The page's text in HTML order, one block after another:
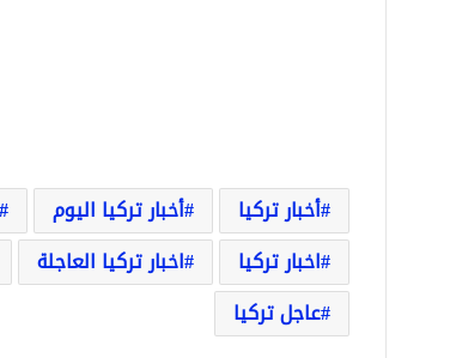
أخبار تركيا أخبار تركيا اليوم
اخبار تركيا
اخبار تركيا العاجلة
عاجل تركيا